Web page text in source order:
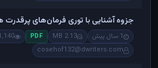
جزوه آشنایی با توری فرمان‌های پرقدرت
1 سال پیش 2.13 MB
PDF
cosehof132@dwriters.com